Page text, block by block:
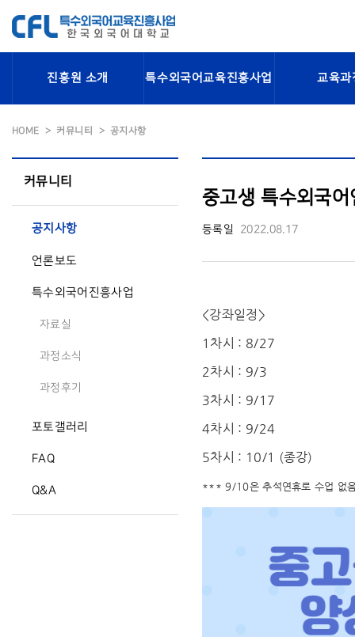
진흥원 소개 특수외국어교육진흥사업 교육과
HOME 커뮤니티 공지사항
커뮤니티
공지사항
언론보도
특수외국어진흥사업
자료실
과정소식
과정후기
포토갤러리
FAQ
Q&A
중고생 특수외국
등록일 2022.08.17
<강좌일정>
1차시 : 8/27
2차시 : 9/3
3차시 : 9/17
4차시 : 9/24
5차시 : 10/1 (종강)
*** 9/10은 추석연휴로 수업 없